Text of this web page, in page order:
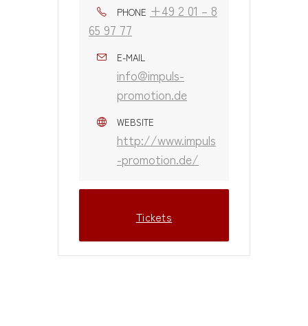
PHONE +49 2 01 – 8
65 97 77
E-MAIL
info@impuls-
promotion.de
WEBSITE
http://www.impuls
-promotion.de/
Tickets